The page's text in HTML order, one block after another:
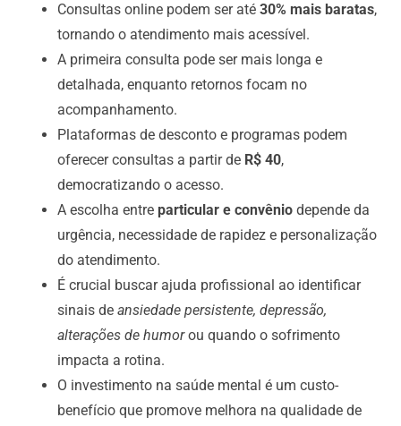
Consultas online podem ser até 30% mais baratas,
tornando o atendimento mais acessível.
A primeira consulta pode ser mais longa e
detalhada, enquanto retornos focam no
acompanhamento.
Plataformas de desconto e programas podem
oferecer consultas a partir de R$ 40,
democratizando o acesso.
A escolha entre particular e convênio depende da
urgência, necessidade de rapidez e personalização
do atendimento.
É crucial buscar ajuda profissional ao identificar
sinais de ansiedade persistente, depressão,
alterações de humorou quando o sofrimento
impacta a rotina.
O investimento na saúde mental é um custo-
benefício que promove melhora na qualidade de